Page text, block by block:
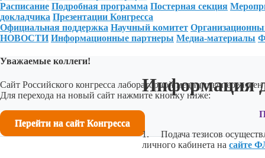
Расписание Подробная программа Постерная секция
докладчика Презентации Конгресса
Официальная поддержка Научный комитет
НОВОСТИ Информационные партнеры Медиа-материалы
Уважаемые коллеги!
Сайт Российского конгресса лабораторной медицины
Для перехода на новый сайт нажмите кнопку ниже:
Перейти на сайт Конгресса
Информация
1. Подача тезисов
личного кабинета на сайте